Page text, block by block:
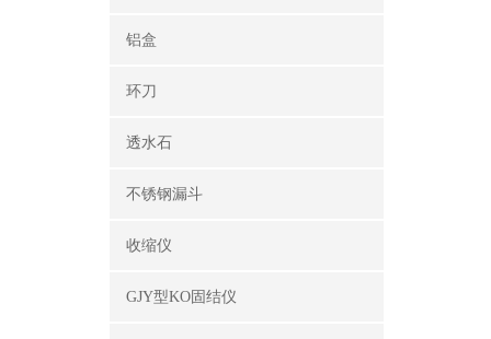
铝盒
环刀
透水石
不锈钢漏斗
收缩仪
GJY型KO固结仪